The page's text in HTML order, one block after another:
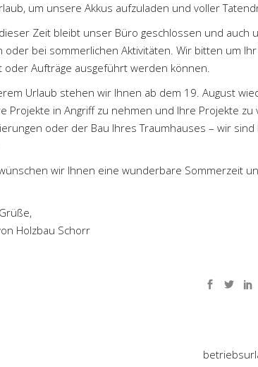
um unsere Akkus aufzuladen und voller
Zeit bleibt unser Büro geschlossen und auch
oder bei sommerlichen Aktivitäten. Wir bitten um
oder Aufträge ausgeführt werden können.
Urlaub stehen wir Ihnen ab dem 19. August
Projekte in Angriff zu nehmen und Ihre Projekte
oder der Bau Ihres Traumhauses – wir
wir Ihnen eine wunderbare Sommerzeit
Holzbau Schorr